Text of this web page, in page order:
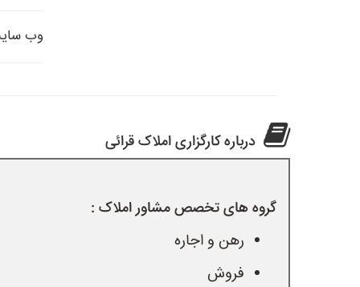
وب
درباره کارگزاری املاک قرائی
گروه های تخصص مشاور املاک :
رهن و اجاره
فروش